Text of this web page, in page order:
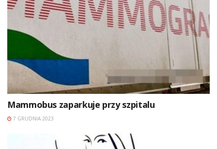
Mammobus zaparkuje przy szpitalu
7 GRUDNIA 2023